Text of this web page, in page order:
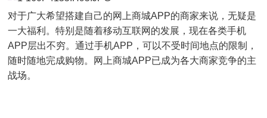
对于广大希望搭建自己的网上商城APP的商家来说，无疑是
一大福利。特别是随着移动互联网的发展，现在各类手机
APP层出不穷。通过手机APP，可以不受时间地点的限制，
随时随地完成购物。网上商城APP已成为各大商家竞争的主
战场。